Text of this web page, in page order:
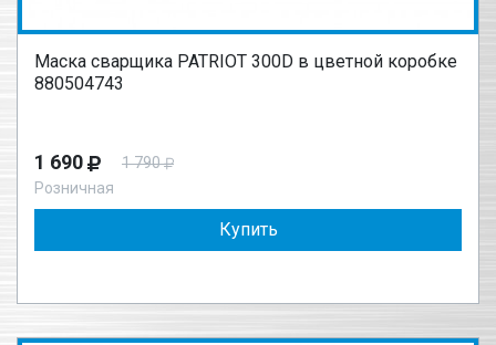
Маска сварщика PATRIOT 300D в цветной коробке
880504743
1 690
1 790
Розничная
Купить